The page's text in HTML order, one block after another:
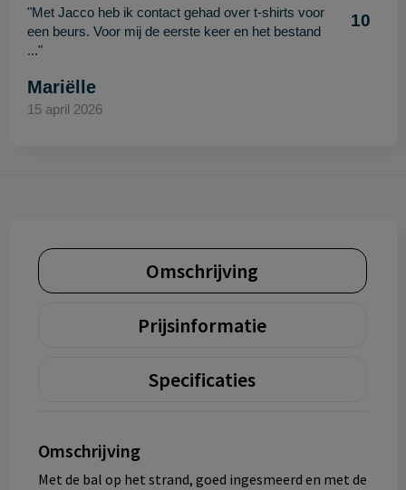
"Met Jacco heb ik contact gehad over t-shirts voor
een beurs. Voor mij de eerste keer en het bestand
..."
10
Mariëlle
15 april 2026
Omschrijving
Prijsinformatie
Specificaties
Omschrijving
Met de bal op het strand, goed ingesmeerd en met de